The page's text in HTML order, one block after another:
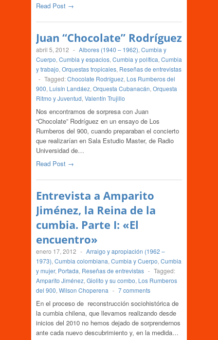
Read Post →
Juan “Chocolate” Rodríguez
abril 5, 2012 - Albores (1940 – 1962), Cumbia y
Cuerpo, Cumbia y espacios, Cumbia y política, Cumbia
y trabajo, Orquestas tropicales, Reseñas de entrevistas
- Tagged:Chocolate Rodríguez, Los Rumberos del
900, Luisín Landáez, Orquesta Cubanacán, Orquesta
Ritmo y Juventud, Valentín Trujillo
Nos encontramos de sorpresa con Juan
“Chocolate” Rodríguez en un ensayo de Los
Rumberos del 900, cuando preparaban el concierto
que realizarían en Sala Estudio Master, de Radio
Universidad de…
Read Post →
Entrevista a Amparito
Jiménez, la Reina de la
cumbia. Parte I: «El
encuentro»
enero 17, 2012 - Arraigo y apropiación (1962 –
1973), Cumbia colombiana, Cumbia y Cuerpo, Cumbia
y mujer, Portada, Reseñas de entrevistas - Tagged:
Amparito Jiménez, Giolito y su combo, Los Rumberos
del 900, Wilson Choperena - 7 comments
En el proceso de reconstrucción sociohistórica de
la cumbia chilena, que llevamos realizando desde
inicios del 2010 no hemos dejado de sorprendernos
ante cada nuevo descubrimiento y, en la medida…